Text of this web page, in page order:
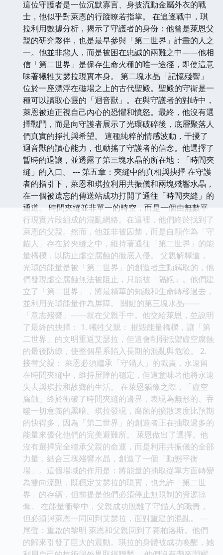
這位守護者是一位沉默寡言、身披流動金屬外衣的戰
士，他似乎對萊恩的行蹤瞭若指掌。 在追逐戰中，琪
拉利用數據分析，揭示了守護者的身份：他曾是萊恩父
親的研究夥伴，也是最早參與「第二世界」計畫的人之
一。他並非惡人，而是被困在忠誠的兩難之中——他相
信「第二世界」是保存生命火種的唯一途徑，即使這意
味著犧牲艾瑟拉現實本身。 第二塊水晶「記憶殘響」
位於一座漂浮在磁場之上的古代聖殿。聖殿的守衛是一
種可以讀取心靈的「迴音獸」。在與守護者的對峙中，
萊恩被迫正視自己內心的恐懼和憤怒。最終，他沒有選
擇戰鬥，而是向守護者展示了光環破碎後，底層聚落人
們真實的掙扎與希望。 這種純粹的情感波動，干擾了
迴音獸的讀心能力，也動搖了守護者的信念。他選擇了
暫時的退讓，並透露了第三塊水晶的所在地：「時間夾
縫」的入口。 --- 第五章：夾縫中的真相與抉擇 在守護
者的指引下，萊恩和琪拉利用共振儀和兩塊殘響水晶，
在一個被遺忘的傳送站成功打開了通往「時間夾縫」的
通道。 時間夾縫並非單一的時空，而是一個由無數平
行現實片段組成的混亂網絡。在這裡，他們終於找到了
萊恩的父親。然而，他並非被囚禁，而是自願作為「守
錨人」存在於夾縫之中，維持著通往「第二世界」的能
量橋樑，以防止虛空腐蝕的徹底入侵。 父親解釋道，
光環的能量是被「第二世界」的創造者主動竊取的，他
們發現虛空腐蝕無法被阻止，只能被「隔絕」。他們建
立了「第二世界」，將最精華的知識和生命轉移過去，
並利用光環能量作為屏障。 關鍵的第三塊水晶——
「意志殘響」——就在父親手中。他交給萊恩，並說明
了最終的抉擇： 1. 犧牲父親： 摧毀能量橋樑，讓「第
二世界」的文明重返艾瑟拉，但這會削弱抵禦虛空腐蝕
的最後防線，使整個星系陷入長期的混亂與危險。 2.
接替父親： 萊恩必須繼承「守錨人」的職責，永遠留
在時間夾縫中，維持屏障的穩定，但這意味著他將永遠
失去與琪拉和故鄉的生活。 在萊恩猶豫之際，「虛空
腐蝕」終於衝破了時間夾縫的邊界，表現為無形的、吞
噬一切意義的黑暗。琪拉發現，腐蝕的擴散速度比預期
的快得多，因為「第二世界」的創造者正在抽取過多的
能量來優化他們的完美避難所。 萊恩做出了選擇。他
沒有選擇完全繼承父親的命運，而是利用共振儀的全部
力量，結合三塊殘響水晶，創造了一個「動態平衡
場」。這個場域的作用是：將能量的抽取從單方面轉變
為雙向流動，既穩定艾瑟拉的現實，也允許「第二世
界」的存續，但前提是他們必須停止無限制的資源掠
奪。 在能量衝擊中，父親成功脫離了守錨人的職責，
但必須與萊恩一同回到艾瑟拉，面對重建的混亂。 ---
尾聲：重啟的黎明 萊恩和父親回到了賽柏洛斯。他們
的歸來引發了巨大的震動。琪拉的身體被成功喚醒，她